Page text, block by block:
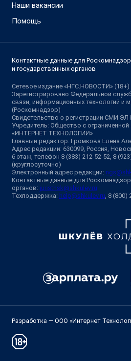
Наши вакансии
Помощь
Контактные данные для
и государственных органов
Сетевое издание «НГС.НОВОСТИ» (18+)
Зарегистрировано Федеральной
связи, информационных технологий и
(Роскомнадзор)
Свидетельство о регистрации СМИ
Учредитель: Общество с
«ИНТЕРНЕТ ТЕХНОЛОГИИ»
Главный редактор: Громкова Елена
Адрес редакции: 630099, Россия,
6 этаж, телефон 8 (383) 212-52-52, 8
(круглосуточно)
Электронный адрес редакции:
Контактные данные для
органов: juristnsk@shkulev.ru
Техподдержка: help@shkulev.ru , 8
Разработка — ООО «Интернет